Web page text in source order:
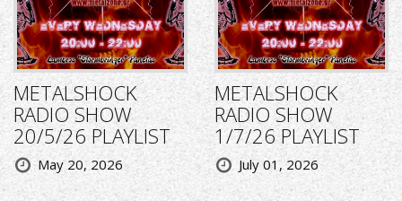
METALSHOCK
RADIO SHOW
20/5/26 PLAYLIST
May 20, 2026
METALSHOCK
RADIO SHOW
1/7/26 PLAYLIST
July 01, 2026